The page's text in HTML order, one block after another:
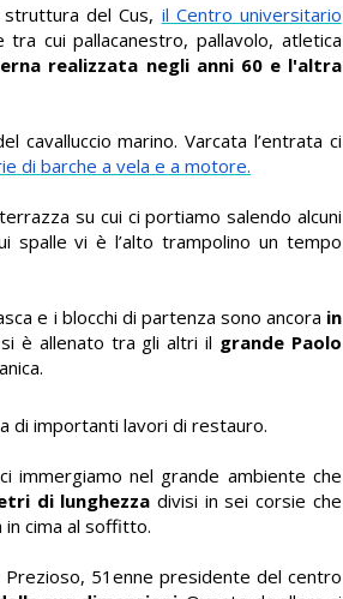
del Cus, il Centro universitario
cui pallacanestro, pallavolo, atletica
realizzata negli anni 60 e l'altra
cavalluccio marino. Varcata l’entrata ci
di barche a vela e a motore.
su cui ci portiamo salendo alcuni
spalle vi è l’alto trampolino un tempo
e i blocchi di partenza sono ancora in
è allenato tra gli altri il grande Paolo
di importanti lavori di restauro.
immergiamo nel grande ambiente che
di lunghezzadivisi in sei corsie che
in cima al soffitto.
51enne presidente del centro